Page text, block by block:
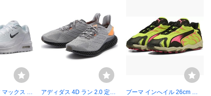
ックス ビ
アディダス 4D ラン 2.0 定価
プーマ インへイル 26cm 定